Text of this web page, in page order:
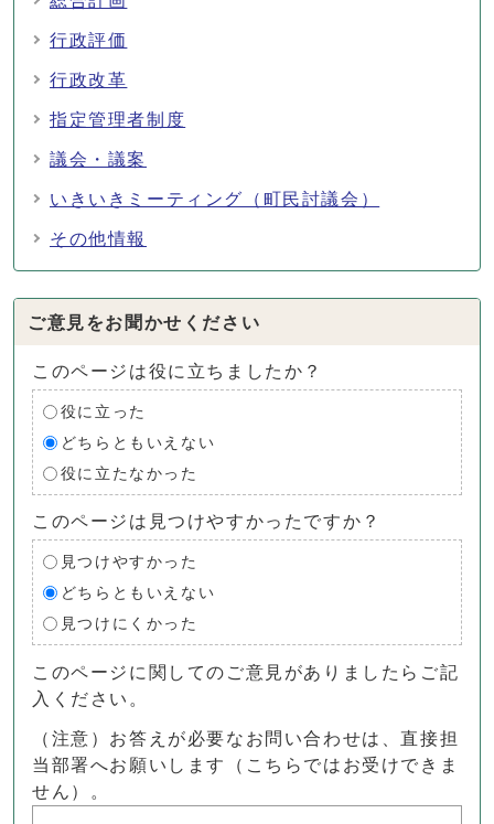
行政評価
行政改革
指定管理者制度
議会・議案
いきいきミーティング（町民討議会）
その他情報
ご意見をお聞かせください
このページは役に立ちましたか？
役に立った
どちらともいえない
役に立たなかった
このページは見つけやすかったですか？
見つけやすかった
どちらともいえない
見つけにくかった
このページに関してのご意見がありましたらご記
入ください。
（注意）お答えが必要なお問い合わせは、直接担
当部署へお願いします（こちらではお受けできま
せん）。